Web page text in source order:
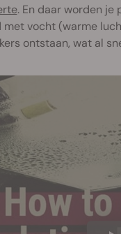
. En daar worden je
vocht (warme
ontstaan, wat al